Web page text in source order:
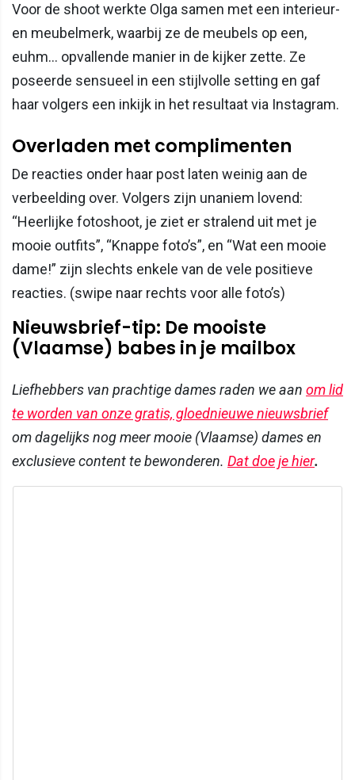
Voor de shoot werkte Olga samen met een interieur-
en meubelmerk, waarbij ze de meubels op een,
euhm… opvallende manier in de kijker zette. Ze
poseerde sensueel in een stijlvolle setting en gaf
haar volgers een inkijk in het resultaat via Instagram.
Overladen met complimenten
De reacties onder haar post laten weinig aan de
verbeelding over. Volgers zijn unaniem lovend:
“Heerlijke fotoshoot, je ziet er stralend uit met je
mooie outfits”, “Knappe foto’s”, en “Wat een mooie
dame!” zijn slechts enkele van de vele positieve
reacties. (swipe naar rechts voor alle foto’s)
Nieuwsbrief-tip: De mooiste
(Vlaamse) babes in je mailbox
Liefhebbers van prachtige dames raden we aan om lid
te worden van onze gratis, gloednieuwe nieuwsbrief
om dagelijks nog meer mooie (Vlaamse) dames en
exclusieve content te bewonderen. Dat doe je hier.